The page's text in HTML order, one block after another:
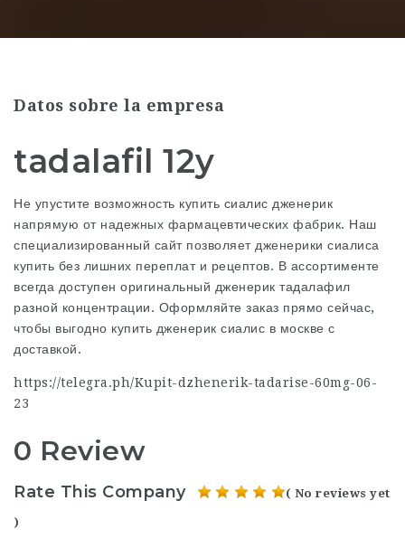
Datos sobre la empresa
tadalafil 12y
Не упустите возможность купить сиалис дженерик
напрямую от надежных фармацевтических фабрик. Наш
специализированный сайт позволяет дженерики сиалиса
купить без лишних переплат и рецептов. В ассортименте
всегда доступен оригинальный дженерик тадалафил
разной концентрации. Оформляйте заказ прямо сейчас,
чтобы выгодно купить дженерик сиалис в москве с
доставкой.
https://telegra.ph/Kupit-dzhenerik-tadarise-60mg-06-
23
0 Review
Rate This Company ( No reviews yet
)